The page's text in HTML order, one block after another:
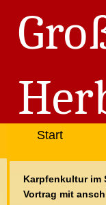
Start
Karpfenkultur im
Vortrag mit